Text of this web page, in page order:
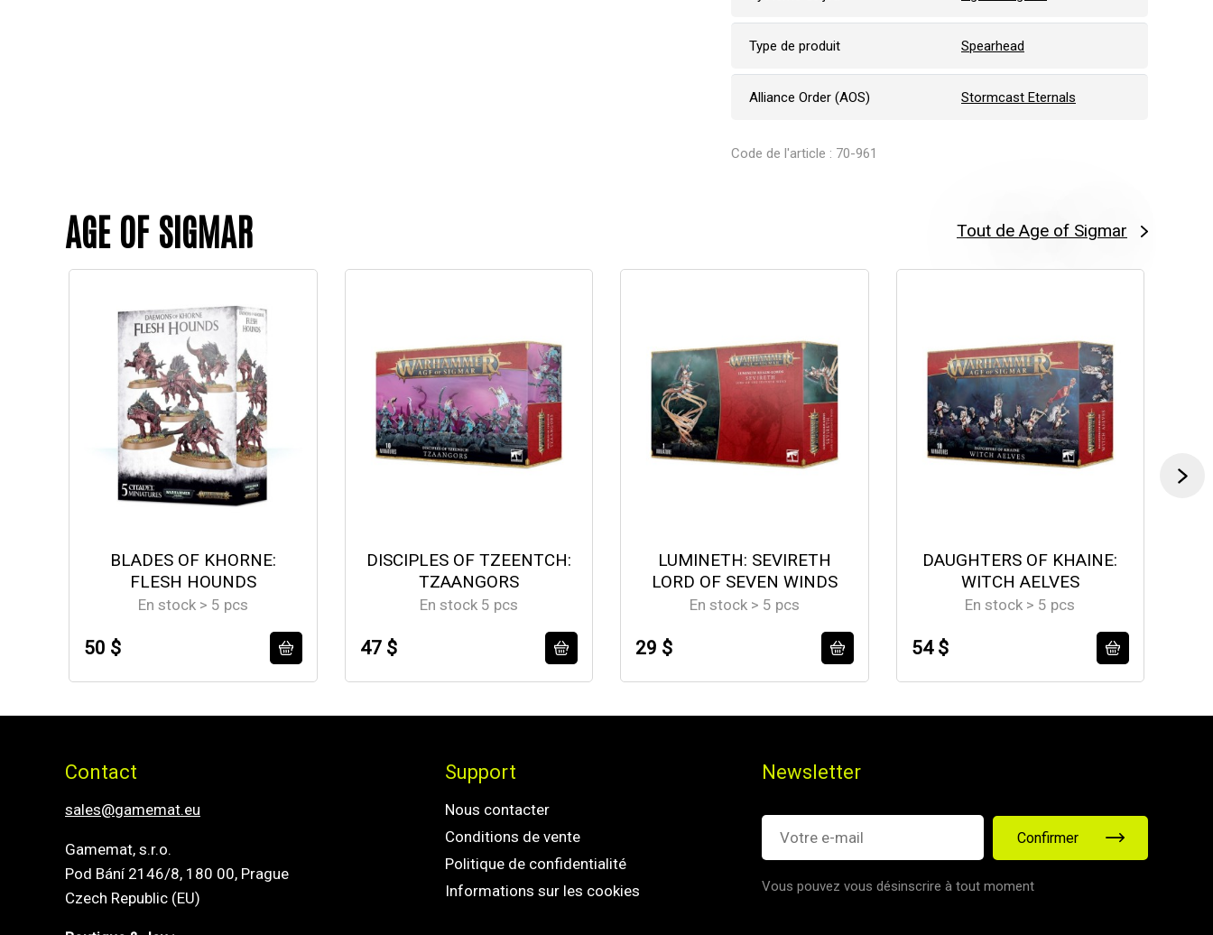
Type de produit Spearhead
Alliance Order (AOS) Stormcast Eternals
Code de l'article : 70-961
AGE OF SIGMAR Tout de Age of Sigmar
BLADES OF KHORNE:
FLESH HOUNDS
En stock > 5 pcs
50 $
DISCIPLES OF TZEENTCH:
TZAANGORS
En stock 5 pcs
47 $
LUMINETH: SEVIRETH
LORD OF SEVEN WINDS
En stock > 5 pcs
29 $
DAUGHTERS OF KHAINE:
WITCH AELVES
En stock > 5 pcs
54 $
Contact
sales@gamemat.eu
Gamemat, s.r.o.
Pod Bání 2146/8, 180 00, Prague
Czech Republic (EU)
Support
Nous contacter
Conditions de vente
Politique de confidentialité
Informations sur les cookies
Newsletter
Confirmer
Vous pouvez vous désinscrire à tout moment